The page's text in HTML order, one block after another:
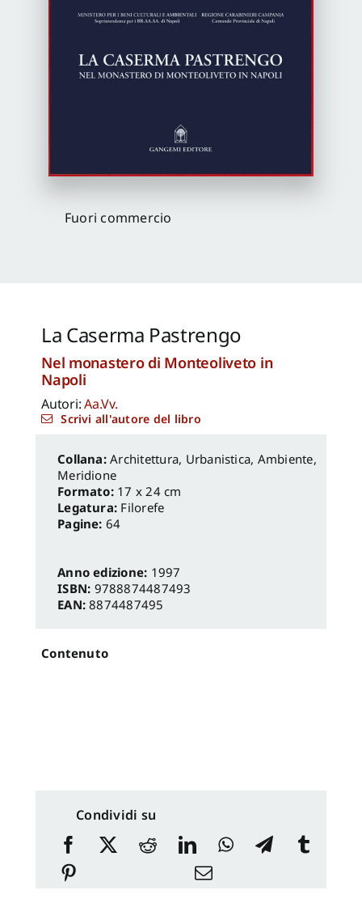
Fuori commercio
La Caserma Pastrengo
Nel monastero di Monteoliveto in
Napoli
Autori:Aa.Vv.
Scrivi all'autore del libro
Architettura, Urbanistica, Ambiente,
Meridione
Formato: 17 x 24 cm
Legatura: Filorefe
Pagine: 64
Anno edizione: 1997
ISBN: 9788874487493
EAN:8874487495
Contenuto
Condividi su